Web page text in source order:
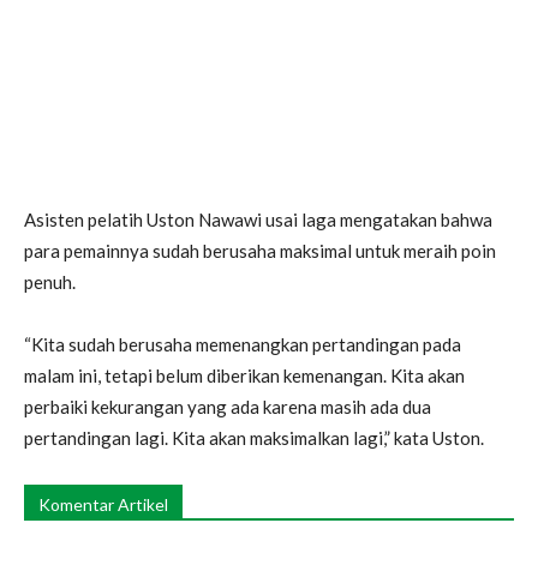
Asisten pelatih Uston Nawawi usai laga mengatakan bahwa
para pemainnya sudah berusaha maksimal untuk meraih poin
penuh.
“Kita sudah berusaha memenangkan pertandingan pada
malam ini, tetapi belum diberikan kemenangan. Kita akan
perbaiki kekurangan yang ada karena masih ada dua
pertandingan lagi. Kita akan maksimalkan lagi,” kata Uston.
Komentar Artikel